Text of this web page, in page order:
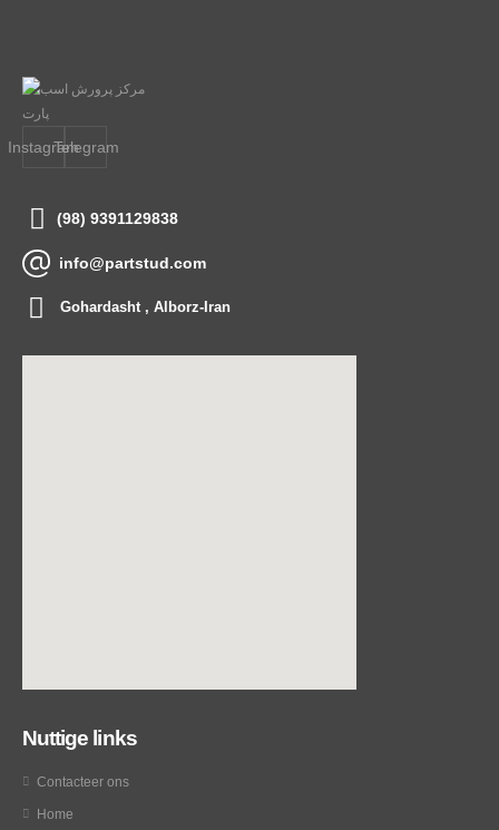
InstagramTelegram
(98) 9391129838
info@partstud.com
Gohardasht , Alborz-Iran
Nuttige links
Contacteer ons
Home